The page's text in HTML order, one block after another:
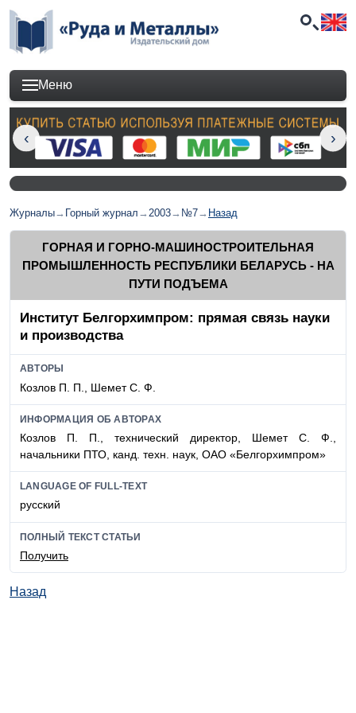
Меню
Журналы→ Горный журнал →2003→ №7→ Назад
ГОРНАЯ И ГОРНО-МАШИНОСТРОИТЕЛЬНАЯ
ПРОМЫШЛЕННОСТЬ РЕСПУБЛИКИ БЕЛАРУСЬ - НА
ПУТИ ПОДЪЕМА
Институт Белгорхимпром: прямая связь науки
и производства
АВТОРЫ
Козлов П. П., Шемет С. Ф.
ИНФОРМАЦИЯ ОБ АВТОРАХ
Козлов П. П., технический директор, Шемет С. Ф.,
начальники ПТО, канд. техн. наук, ОАО «Белгорхимпром»
LANGUAGE OF FULL-TEXT
русский
ПОЛНЫЙ ТЕКСТ СТАТЬИ
Получить
Назад